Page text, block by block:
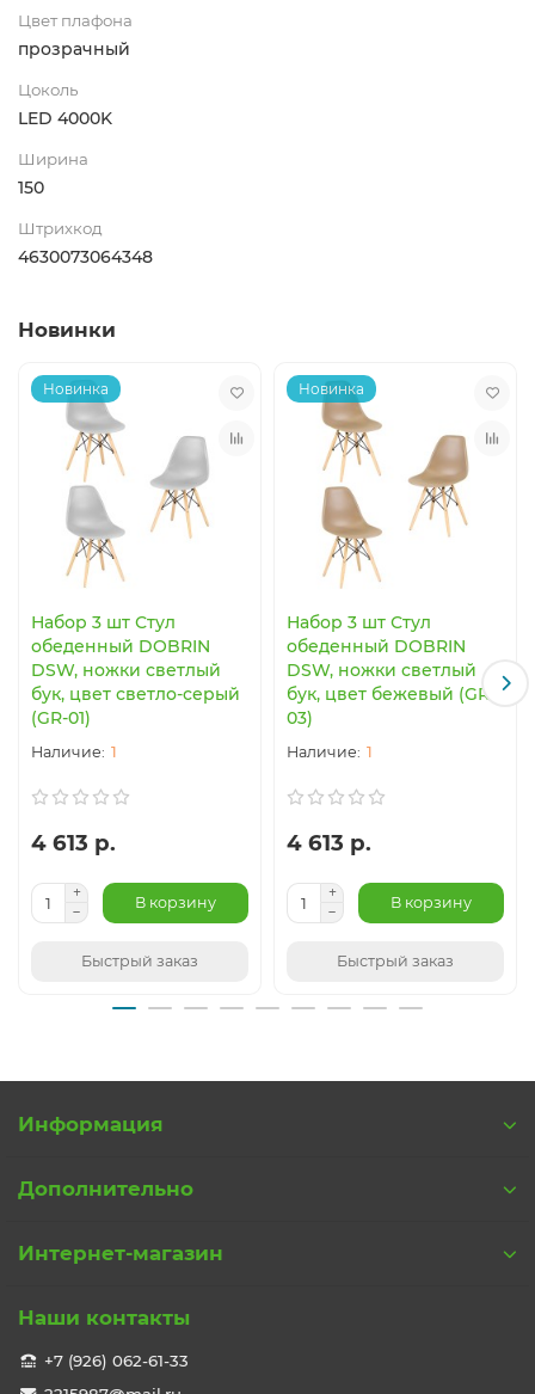
Цвет плафона
прозрачный
Цоколь
LED 4000K
Ширина
150
Штрихкод
4630073064348
Новинки
Новинка
Набор 3 шт Стул
обеденный DOBRIN
DSW, ножки светлый
бук, цвет светло-серый
(GR-01)
1
4 613 р.
В корзину
Быстрый заказ
Новинка
Набор 3 шт Стул
обеденный DOBRIN
DSW, ножки светлый
бук, цвет бежевый (GR-
03)
1
4 613 р.
В корзину
Быстрый заказ
Информация
Дополнительно
Интернет-магазин
Наши контакты
+7 (926) 062-61-33